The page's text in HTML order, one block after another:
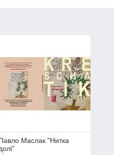
Маслак "Нитка